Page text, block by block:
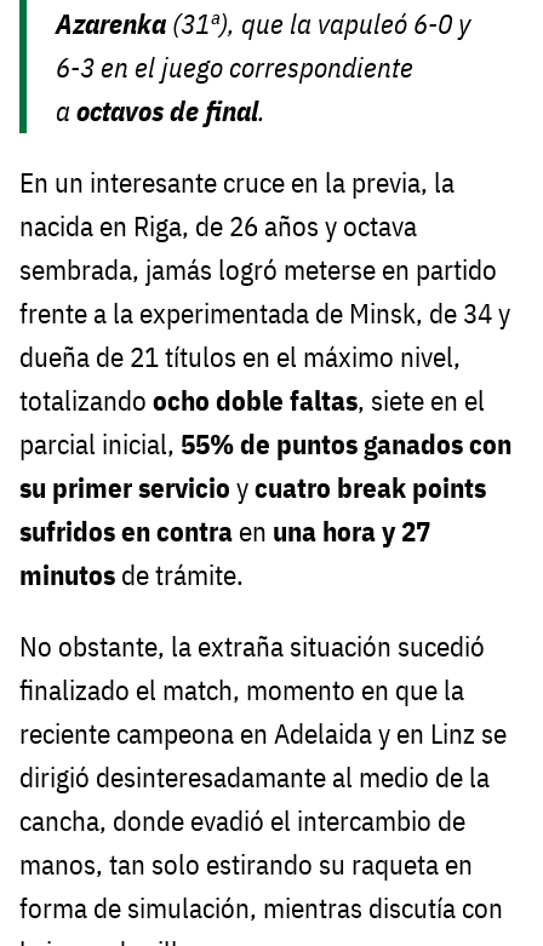
Azarenka (31ª), que la vapuleó 6-0 y
6-3 en el juego correspondiente
aoctavos de final.
En un interesante cruce en la previa, la
nacida en Riga, de 26 años y octava
sembrada, jamás logró meterse en partido
frente a la experimentada de Minsk, de 34 y
dueña de 21 títulos en el máximo nivel,
totalizando ocho doble faltas, siete en el
parcial inicial, 55% de puntos ganados con
su primer servicio ycuatro break points
sufridos en contra en una hora y 27
minutos de trámite.
No obstante, la extraña situación sucedió
finalizado el match, momento en que la
reciente campeona en Adelaida y en Linz se
dirigió desinteresadamante al medio de la
cancha, donde evadió el intercambio de
manos, tan solo estirando su raqueta en
forma de simulación, mientras discutía con